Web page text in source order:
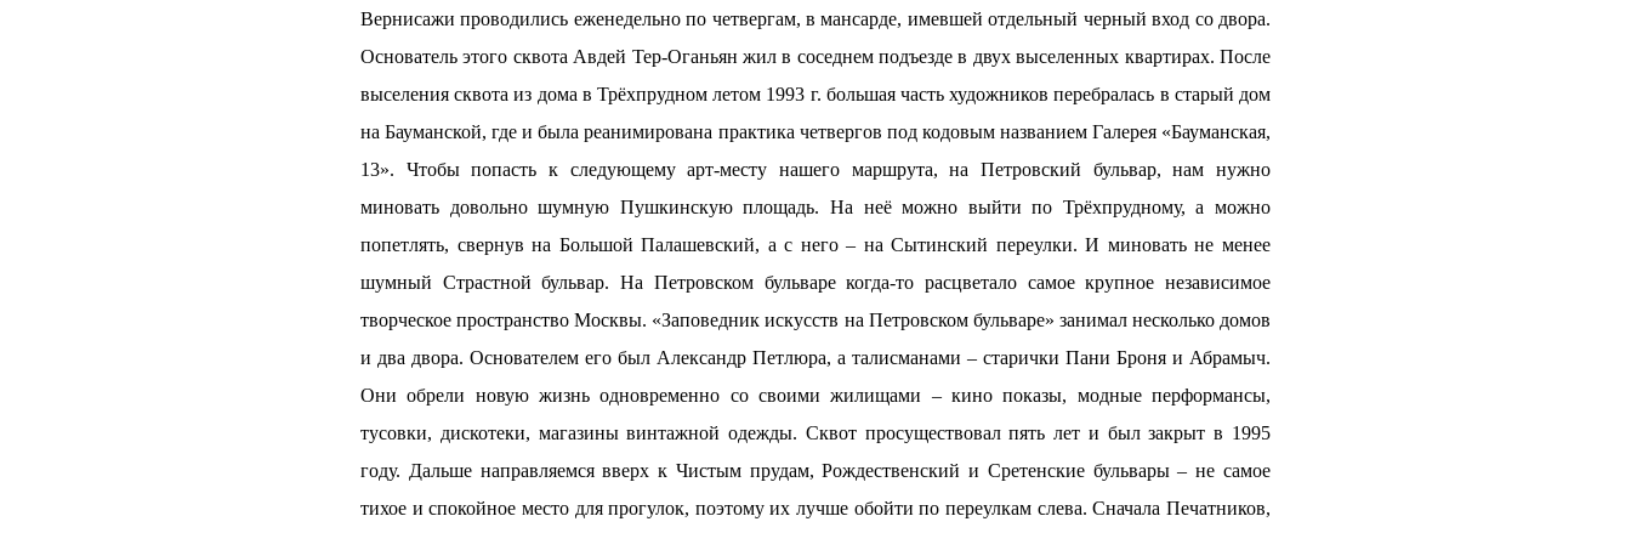
Вернисажи проводились еженедельно по четвергам, в мансарде, имевшей отдельный черный вход со двора.
Основатель этого сквота Авдей Тер-Оганьян жил в соседнем подъезде в двухвыселенных квартирах. После
выселения сквота из дома в Трёхпрудном летом 1993 г. большая часть художников перебралась в старый дом
на Бауманской, где и была реанимирована практика четвергов под кодовым названием Галерея «Бауманская,
13». Чтобы попасть к следующему арт-месту нашего маршрута, на Петровский бульвар, нам нужно
миновать довольно шумную Пушкинскую площадь. На неё можно выйти по Трёхпрудному,а можно
попетлять, свернув на Большой Палашевский, а с него – на Сытинский переулки.И миновать не менее
шумный Страстной бульвар. На Петровском бульваре когда-то расцветало самое крупное независимое
творческое пространство Москвы. «Заповедник искусств на Петровском бульваре» занимал несколько домов
и два двора. Основателем его был Александр Петлюра, а талисманами – старички Пани Броня и Абрамыч.
Они обрели новую жизнь одновременно со своими жилищами – кино показы, модные перформансы,
тусовки, дискотеки, магазины винтажной одежды. Сквот просуществовал пять лет и был закрыт в 1995
году. Дальше направляемся вверх к Чистым прудам, Рождественский и Сретенские бульвары – не самое
тихое и спокойное место для прогулок, поэтому их лучше обойти по переулкам слева. Сначала Печатников,